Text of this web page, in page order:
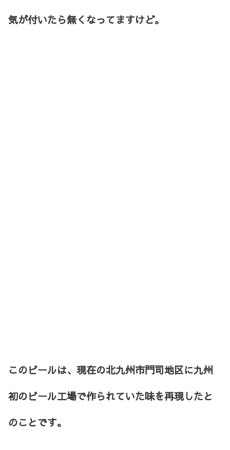
気が付いたら無くなってますけど。
このビールは、現在の北九州市門司地区に九州
初のビール工場で作られていた味を再現したと
のことです。